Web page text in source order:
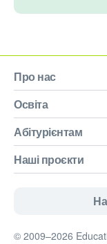
Про нас
Освіта
Абітурієнтам
Наші проєкти
© 2009–2026